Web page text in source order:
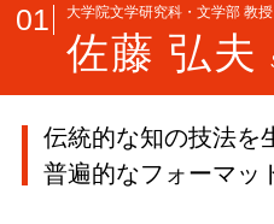
01 大学院文学研究科・文学部 教授
佐藤 弘夫
伝統的な知の技法を
普遍的なフォーマッ